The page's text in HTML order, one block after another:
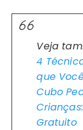
Veja
4
que
Cubo
Gratuito